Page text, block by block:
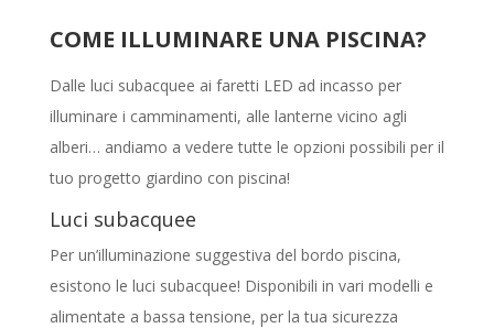
COME ILLUMINARE UNA PISCINA?
Dalle luci subacquee ai faretti LED ad incasso per
illuminare i camminamenti, alle lanterne vicino agli
alberi… andiamo a vedere tutte le opzioni possibili per il
tuo progetto giardino con piscina!
Luci subacquee
Per un’illuminazione suggestiva del bordo piscina,
esistono le luci subacquee! Disponibili in vari modelli e
alimentate a bassa tensione, per la tua sicurezza